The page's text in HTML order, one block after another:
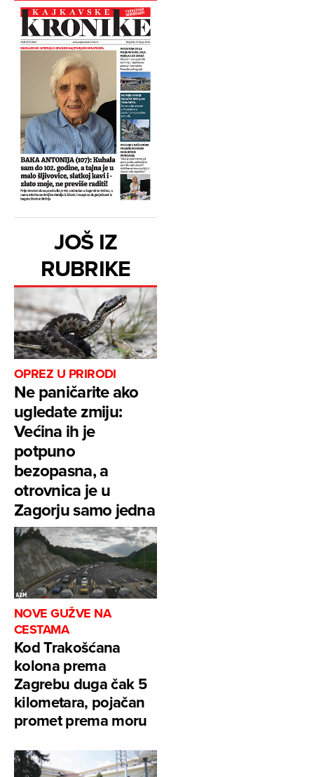
JOŠ IZ
RUBRIKE
OPREZ U PRIRODI
Ne paničarite ako
ugledate zmiju:
Većina ih je
potpuno
bezopasna, a
otrovnica je u
Zagorju samo jedna
NOVE GUŽVE NA
CESTAMA
Kod Trakošćana
kolona prema
Zagrebu duga čak 5
kilometara, pojačan
promet prema moru